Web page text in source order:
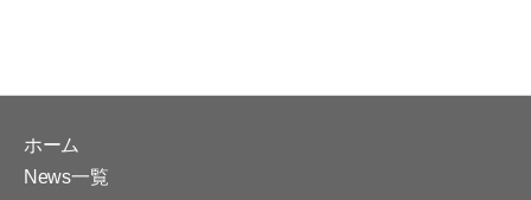
ホーム
News一覧